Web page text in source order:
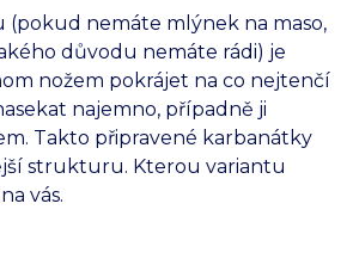
nemáte mlýnek na maso,
důvodu nemáte rádi) je
nožem pokrájet na co nejtenčí
najemno, případně ji
Takto připravené karbanátky
strukturu. Kterou variantu
vás.